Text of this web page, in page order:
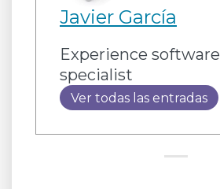
Javier García
Experience software
specialist
Ver todas las entradas